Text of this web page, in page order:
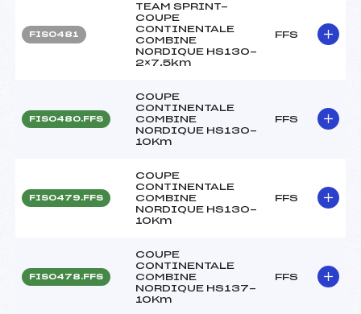
FIS0481
TEAM SPRINT-
COUPE
CONTINENTALE
COMBINE
NORDIQUE HS130-
2×7.5km
FFS
FIS0480.FFS
COUPE
CONTINENTALE
COMBINE
NORDIQUE HS130-
10Km
FFS
FIS0479.FFS
COUPE
CONTINENTALE
COMBINE
NORDIQUE HS130-
10Km
FFS
FIS0478.FFS
COUPE
CONTINENTALE
COMBINE
NORDIQUE HS137-
10Km
FFS